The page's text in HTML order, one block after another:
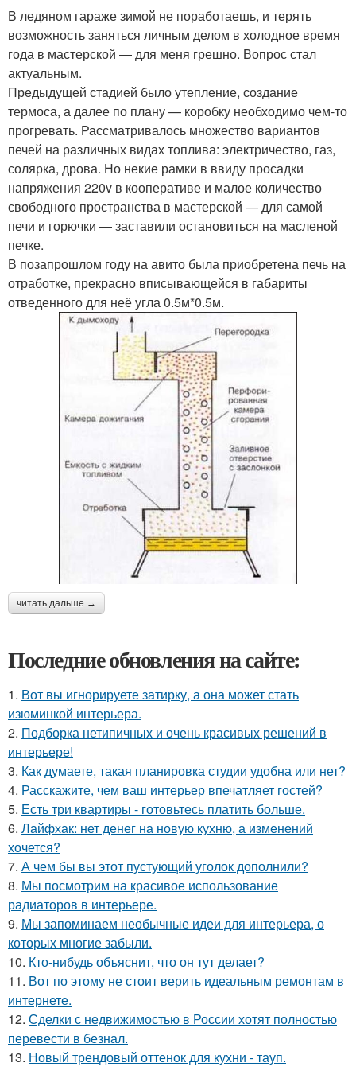
В ледяном гараже зимой не поработаешь, и терять
возможность заняться личным делом в холодное время
года в мастерской — для меня грешно. Вопрос стал
актуальным.
Предыдущей стадией было утепление, создание
термоса, а далее по плану — коробку необходимо чем-то
прогревать. Рассматривалось множество вариантов
печей на различных видах топлива: электричество, газ,
солярка, дрова. Но некие рамки в ввиду просадки
напряжения 220v в кооперативе и малое количество
свободного пространства в мастерской — для самой
печи и горючки — заставили остановиться на масленой
печке.
В позапрошлом году на авито была приобретена печь на
отработке, прекрасно вписывающейся в габариты
отведенного для неё угла 0.5м*0.5м.
читать дальше →
Последние обновления на сайте:
1. Вот вы игнорируете затирку, а она может стать
изюминкой интерьера.
2. Подборка нетипичных и очень красивых решений в
интерьере!
3. Как думаете, такая планировка студии удобна или нет?
4. Расскажите, чем ваш интерьер впечатляет гостей?
5. Есть три квартиры - готовьтесь платить больше.
6. Лайфхак: нет денег на новую кухню, а изменений
хочется?
7. А чем бы вы этот пустующий уголок дополнили?
8. Мы посмотрим на красивое использование
радиаторов в интерьере.
9. Мы запоминаем необычные идеи для интерьера, о
которых многие забыли.
10. Кто-нибудь объяснит, что он тут делает?
11. Вот по этому не стоит верить идеальным ремонтам в
интернете.
12. Сделки с недвижимостью в России хотят полностью
перевести в безнал.
13. Новый трендовый оттенок для кухни - тауп.